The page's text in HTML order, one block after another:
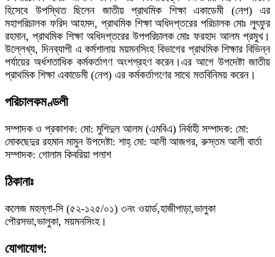
হিসেবে উপস্থিত ছিলেন জাতীয় প্রাথমিক শিক্ষা একাডেমী (নেপ) এর
মহাপরিচালক ফরিদ আহমদ, প্রাথমিক শিক্ষা অধিদপ্তরের পরিচালক মোঃ লুৎফুর
রহমান, প্রাথমিক শিক্ষা অধিদপ্তরের উপপরিচালক মোঃ ফরহাদ আলম প্রমুখ।
উল্লেখ্য, দিনব্যাপী এ কর্মশালায় ময়মনসিংহ বিভাগের প্রাথমিক শিক্ষার বিভিন্ন
পর্যায়ের অর্ধশতাধিক কর্মকর্তাগণ অংশগ্রহণ করেন।এর আগে উপদেষ্টা জাতীয়
প্রাথমিক শিক্ষা একাডেমী (নেপ) এর কর্মকর্তাগণের সাথে মতবিনিময় করেন।
পরিচালকমণ্ডলী
সম্পাদক ও প্রকাশক: মো: মুশিদুল আলম (এমবিএ) নির্বাহী সম্পাদক: মো:
মোকছেদুর রহমান মামুন উপদেষ্টা: শাহ্ মো: আলী আজগর, রুস্তম আলী বার্তা
সম্পাদক: গোলাম কিবরিয়া পলাশ
ঠিকানাঃ
কলেজ মহল্লা-সি (৫২-১২৫/০১) ৩নং ওয়ার্ড,হাজীপাড়া,ভালুকা
পৌরসভা,ভালুকা, ময়মনসিংহ।
যোগাযোগ: